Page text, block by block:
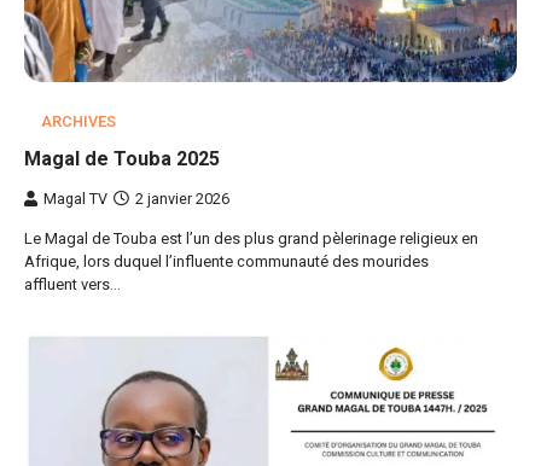
ARCHIVES
Magal de Touba 2025
Magal TV 2 janvier 2026
Le Magal de Touba est l’un des plus grand pèlerinage religieux en
Afrique, lors duquel l’influente communauté des mourides
affluent vers…